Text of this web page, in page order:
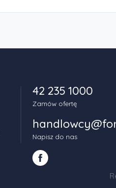
42 235 1000
Zamów ofertę
Napisz do nas